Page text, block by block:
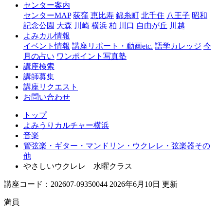
浜
センター案内
センターMAP 荻窪 恵比寿 錦糸町 北千住 八王子 昭和
記念公園 大森 川崎 横浜 柏 川口 自由が丘 川越
よみカル情報
イベント情報 講座リポート・動画etc. 語学カレッジ 今
月の占い ワンポイント写真塾
講座検索
講師募集
講座リクエスト
お問い合わせ
トップ
よみうりカルチャー横浜
音楽
管弦楽・ギター・マンドリン・ウクレレ・弦楽器その
他
やさしいウクレレ 水曜クラス
講座コード：202607-09350044 2026年6月10日 更新
満員